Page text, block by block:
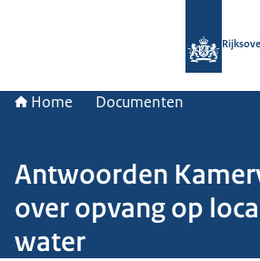
Home Documenten
Antwoorden
over opvang op
water